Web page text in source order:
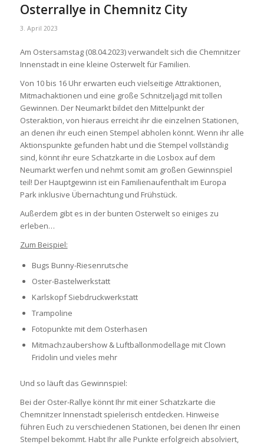
Osterrallye in Chemnitz City
3. April 2023
Am Ostersamstag (08.04.2023) verwandelt sich die Chemnitzer
Innenstadt in eine kleine Osterwelt für Familien.
Von 10 bis 16 Uhr erwarten euch vielseitige Attraktionen,
Mitmachaktionen und eine große Schnitzeljagd mit tollen
Gewinnen. Der Neumarkt bildet den Mittelpunkt der
Osteraktion, von hieraus erreicht ihr die einzelnen Stationen,
an denen ihr euch einen Stempel abholen könnt. Wenn ihr alle
Aktionspunkte gefunden habt und die Stempel vollständig
sind, könnt ihr eure Schatzkarte in die Losbox auf dem
Neumarkt werfen und nehmt somit am großen Gewinnspiel
teil! Der Hauptgewinn ist ein Familienaufenthalt im Europa
Park inklusive Übernachtung und Frühstück.
Außerdem gibt es in der bunten Osterwelt so einiges zu
erleben…
Zum Beispiel:
Bugs Bunny-Riesenrutsche
Oster-Bastelwerkstatt
Karlskopf Siebdruckwerkstatt
Trampoline
Fotopunkte mit dem Osterhasen
Mitmachzaubershow & Luftballonmodellage mit Clown
Fridolin und vieles mehr
Und so läuft das Gewinnspiel:
Bei der Oster-Rallye könnt Ihr mit einer Schatzkarte die
Chemnitzer Innenstadt spielerisch entdecken. Hinweise
führen Euch zu verschiedenen Stationen, bei denen Ihr einen
Stempel bekommt. Habt Ihr alle Punkte erfolgreich absolviert,